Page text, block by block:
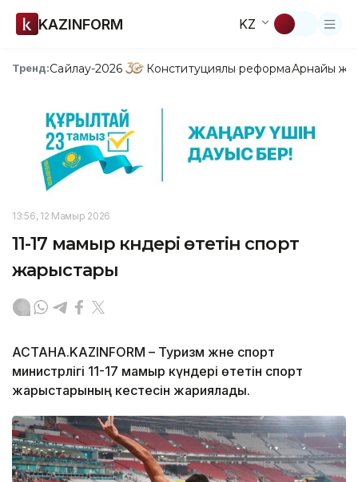
KAZINFORM KZ
Тренд:Сайлау-2026 Конституциялық реформаАрнайы
13:56, 12 Мамыр 2026
11-17 мамыр күндері өтетін спорт
жарыстары
АСТАНА.KAZINFORM – Туризм және спорт
министрлігі 11-17 мамыр күндері өтетін спорт
жарыстарының кестесін жариялады.